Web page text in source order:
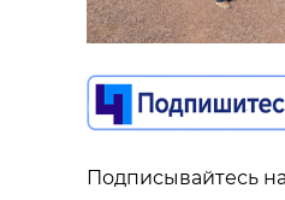
Подписывайтесь